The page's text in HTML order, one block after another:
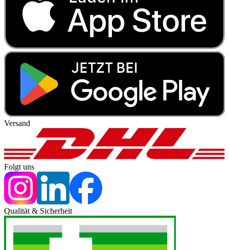
Versand
Folgt uns
Qualität & Sicherheit